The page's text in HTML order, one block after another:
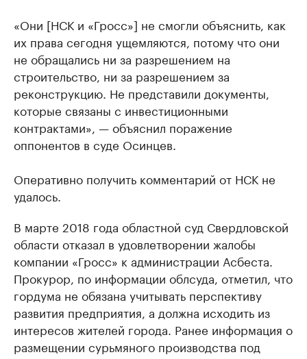
«Они [НСК и «Гросс»] не смогли объяснить, как
их права сегодня ущемляются, потому что они
не обращались ни за разрешением на
строительство, ни за разрешением за
реконструкцию. Не представили документы,
которые связаны с инвестиционными
контрактами», — объяснил поражение
оппонентов в суде Осинцев.
Оперативно получить комментарий от НСК не
удалось.
В марте 2018 года областной суд Свердловской
области отказал в удовлетворении жалобы
компании «Гросс» к администрации Асбеста.
Прокурор, по информации облсуда, отметил, что
гордума не обязана учитывать перспективу
развития предприятия, а должна исходить из
интересов жителей города. Ранее информация о
размещении сурьмяного производства под